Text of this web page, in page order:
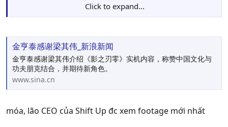
Mặc dù tôi chỉ có thể chia sẻ những ấn tượng cá nhân
chắc chắn rằng: cốt lõi củaPhantom Blade Zero— lối
hành trình hành động mang phong cách "Kung Fu Punk"
— hiện lên rõ mồn một đối với bất kỳ ai chứng kiến.
Từ lần đầu tiên trò chơi được hé lộ cho đến đoạn trailer
mới nhất và cả buổi xem trước gần đây này, tính chất
Zerovẫn liên tục được cải tiến. Qua mỗi lần lộ diện mới,
Click to expand...
金亨泰感谢梁其伟_新浪新闻
金亨泰感谢梁其伟介绍《影之刃零》实机内容，称赞中国文化与
功夫朋克结合，并期待新角色。
www.sina.cn
móa, lão CEO của Shift Up đc xem footage mới nhất